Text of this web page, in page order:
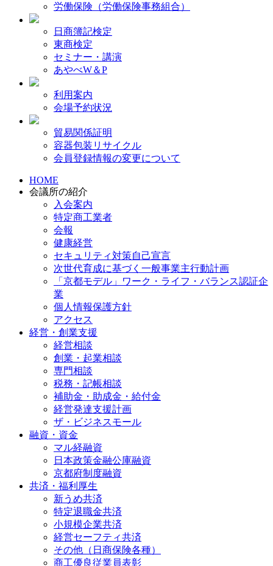
労働保険（労働保険事務組合）
日商簿記検定
東商検定
セミナー・講演
あやべW＆P
利用案内
会場予約状況
貿易関係証明
容器包装リサイクル
会員登録情報の変更について
HOME
会議所の紹介
入会案内
特定商工業者
会報
健康経営
セキュリティ対策自己宣言
次世代育成に基づく一般事業主行動計画
「京都モデル」ワーク・ライフ・バランス認証企
業
個人情報保護方針
アクセス
経営・創業支援
経営相談
創業・起業相談
専門相談
税務・記帳相談
補助金・助成金・給付金
経営発達支援計画
ザ・ビジネスモール
融資・資金
マル経融資
日本政策金融公庫融資
京都府制度融資
共済・福利厚生
新うめ共済
特定退職金共済
小規模企業共済
経営セーフティ共済
その他（日商保険各種）
商工優良従業員表彰